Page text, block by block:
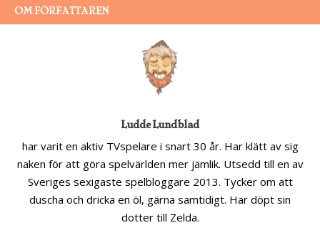
OM FÖRFATTAREN
Ludde Lundblad
har varit en aktiv TVspelare i snart 30 år. Har klätt av sig
naken för att göra spelvärlden mer jämlik. Utsedd till en av
Sveriges sexigaste spelbloggare 2013. Tycker om att
duscha och dricka en öl, gärna samtidigt. Har döpt sin
dotter till Zelda.